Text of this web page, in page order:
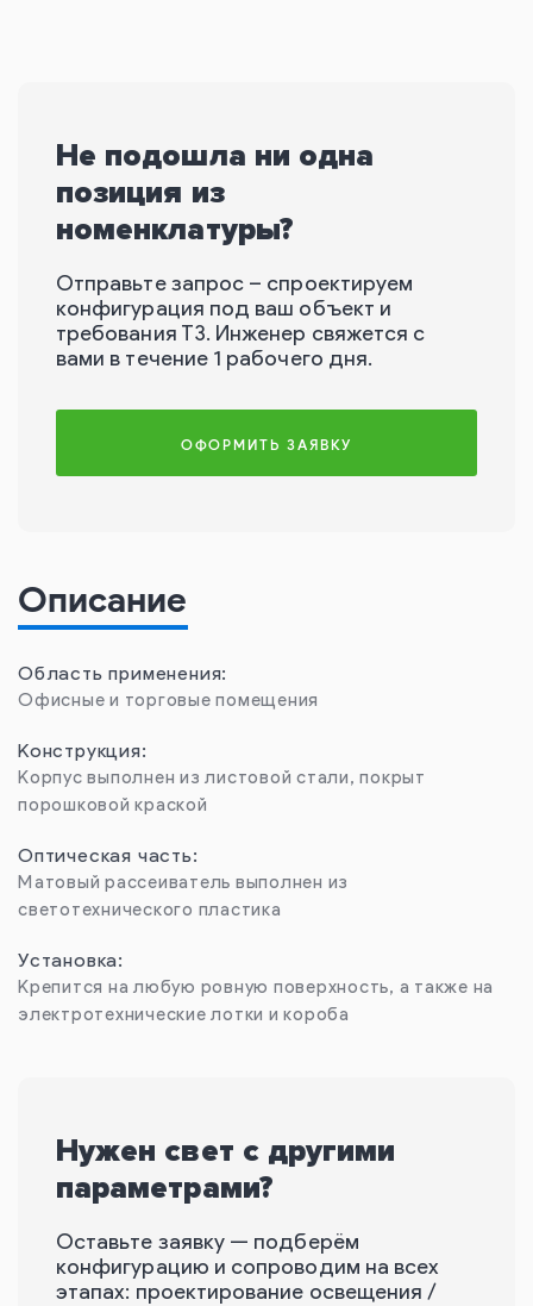
Не подошла ни одна
позиция из
номенклатуры?
Отправьте запрос – спроектируем
конфигурация под ваш объект и
требования ТЗ. Инженер свяжется с
вами в течение 1 рабочего дня.
ОФОРМИТЬ ЗАЯВКУ
Описание
Область применения:
Офисные и торговые помещения
Конструкция:
Корпус выполнен из листовой стали, покрыт
порошковой краской
Оптическая часть:
Матовый рассеиватель выполнен из
светотехнического пластика
Установка:
Крепится на любую ровную поверхность, а также на
электротехнические лотки и короба
Нужен свет с другими
параметрами?
Оставьте заявку — подберём
конфигурацию и сопроводим на всех
этапах: проектирование освещения /